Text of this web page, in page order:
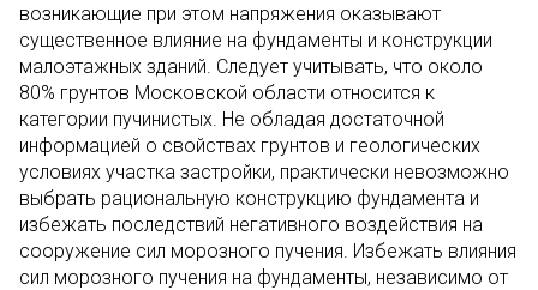
возникающие при этом напряжения оказывают
существенное влияние на фундаменты и конструкции
малоэтажных зданий. Следует учитывать, что около
80% грунтов Московской области относится к
категории пучинистых. Не обладая достаточной
информацией о свойствах грунтов и геологических
условиях участка застройки, практически невозможно
выбрать рациональную конструкцию фундамента и
избежать последствий негативного воздействия на
сооружение сил морозного пучения. Избежать влияния
сил морозного пучения на фундаменты, независимо от